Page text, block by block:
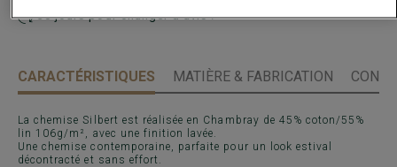
30 jours pour changer d'avis !
CARACTÉRISTIQUES MATIÈRE & FABRICATION
La chemise Silbert est réalisée en Chambray de 45% coton/55%
lin 106g/m², avec une finition lavée.
Une chemise contemporaine, parfaite pour un look estival
décontracté et sans effort.